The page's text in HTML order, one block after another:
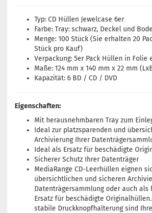
Typ: CD Hüllen Jewelcase 6er
Farbe: Tray: schwarz, Deckel und
Menge: 100 Stück (Sie erhalten 20
Stück pro Kauf)
Verpackung: 5er Pack Hüllen in Folie
Maße: 124 mm x 140 mm x 22 mm
Kapazität: 6 BD / CD / DVD
Eigenschaften:
Mit herausnehmbaren Tray zum
Ideal zur platzsparenden und
Archivierung Ihrer
Ideal als Ersatz für beschädigte
Sicherer Schutz Ihrer Datenträger
MediaRange CD-Leerhüllen eignen
übersichtlichen und sicheren
Datenträgersammlung oder auch als
Ersatz für beschädigte
stabile Druckknopfhalterung sind